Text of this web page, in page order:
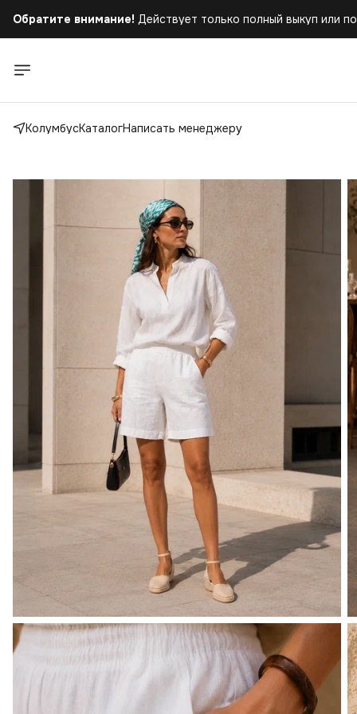
Обратите внимание! Действует только полный выкуп или
Действует только полный выкуп или
КолумбусКаталогНаписать менеджеру